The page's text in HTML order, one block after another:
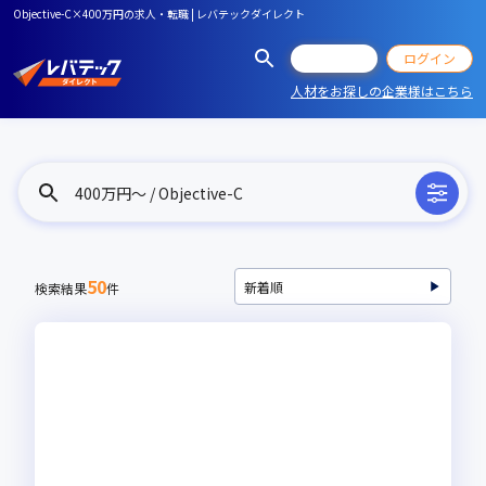
Objective-C×400万円の求人・転職 | レバテックダイレクト
ログイン
人材をお探しの企業様はこちら
400万円〜 / Objective-C
検索結果50件